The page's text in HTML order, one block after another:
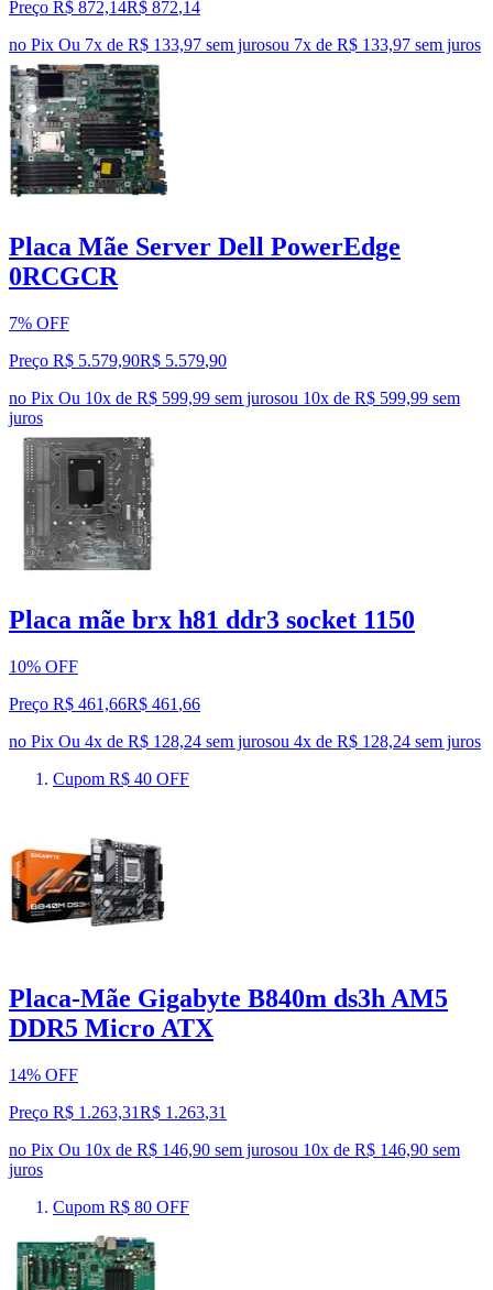
Preço R$ 872,14R$ 872,14
no Pix Ou 7x de R$ 133,97 sem jurosou 7x de R$ 133,97 sem juros
Placa Mãe Server Dell PowerEdge
0RCGCR
7% OFF
Preço R$ 5.579,90R$ 5.579,90
no Pix Ou 10x de R$ 599,99 sem jurosou 10x de R$ 599,99 sem
juros
Placa mãe brx h81 ddr3 socket 1150
10% OFF
Preço R$ 461,66R$ 461 ,66
no Pix Ou 4x de R$ 128,24 sem jurosou 4x de R$ 128,24 sem juros
Cupom R$ 40 OFF
Placa-Mãe Gigabyte B840m ds3h AM5
DDR5 Micro ATX
14% OFF
Preço R$ 1.263,31R$ 1.263,31
no Pix Ou 10x de R$ 146,90 sem jurosou 10x de R$ 146,90 sem
juros
Cupom R$ 80 OFF